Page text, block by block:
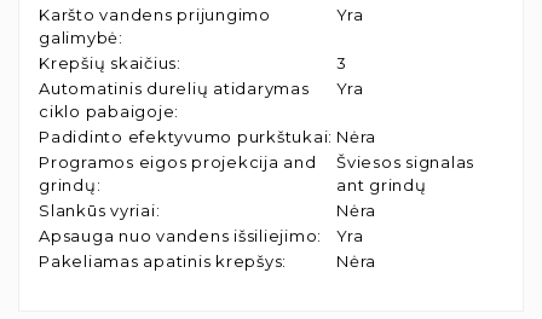
Karšto vandens prijungimo
galimybė:
Yra
Krepšių skaičius:
3
Automatinis durelių atidarymas
ciklo pabaigoje:
Yra
Padidinto efektyvumo purkštukai: Nėra
Programos eigos projekcija and
grindų:
Šviesos signalas
ant grindų
Slankūs vyriai:
Nėra
Apsauga nuo vandens išsiliejimo:
Yra
Pakeliamas apatinis krepšys: Nėra